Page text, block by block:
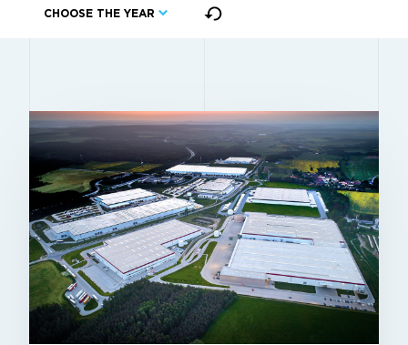
CHOOSE THE YEAR